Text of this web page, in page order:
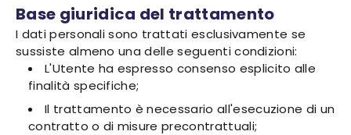
Base giuridica del trattamento
I dati personali sono trattati esclusivamente se
sussiste almeno una delle seguenti condizioni:
L'Utente ha espresso consenso esplicito alle
finalità specifiche;
Il trattamento è necessario all'esecuzione di un
contratto o di misure precontrattuali;